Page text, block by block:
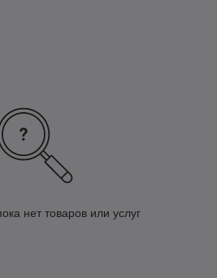
нет товаров или услуг